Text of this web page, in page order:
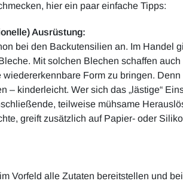
hier ein paar einfache Tipps:
Ausrüstung:
bei den Backutensilien an. Im Handel
Mit solchen Blechen schaffen
wiedererkennbare Form zu bringen. Denn
– kinderleicht. Wer sich das „lästige“
teilweise mühsame
greift zusätzlich auf Papier- oder
Vorfeld alle Zutaten bereitstellen und